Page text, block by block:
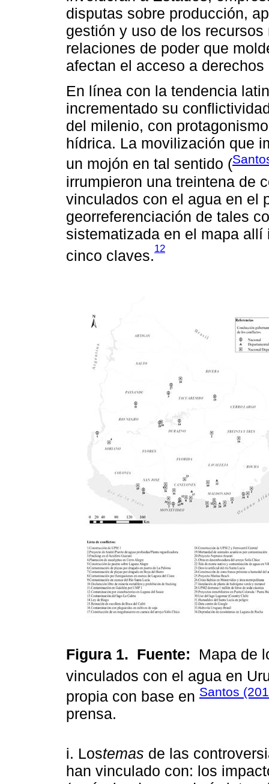
disputas sobre producción,
gestión y uso de los
relaciones de poder que
afectan el acceso a
En línea con la tendencia
incrementado su
del milenio, con
hídrica. La movilización que
un mojón en tal sentido (
irrumpieron una treintena de
vinculados con el agua en el
georreferenciación de tales
sistematizada en el mapa
cinco claves.12
Figura 1. Fuente: Mapa de
vinculados con el agua en
propia con base en Santos
prensa.
i. Lostemas de las
han vinculado con: los